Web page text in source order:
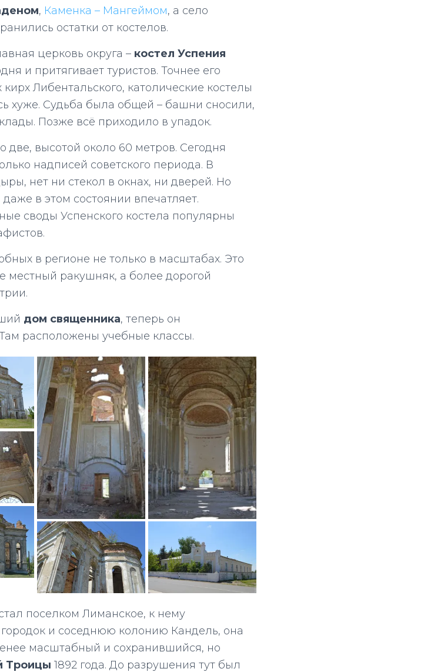
, Каменка – Мангеймом, а село
остатки от костелов.
церковь округа – костел Успения
и притягивает туристов. Точнее его
Либентальского, католические костелы
хуже. Судьба была общей – башни сносили,
Позже всё приходило в упадок.
две, высотой около 60 метров. Сегодня
надписей советского периода. В
нет ни стекол в окнах, ни дверей. Но
в этом состоянии впечатляет.
своды Успенского костела популярны
в регионе не только в масштабах. Это
местный ракушняк, а более дорогой
дом священника, теперь он
расположены учебные классы.
поселком Лиманское, к нему
и соседнюю колонию Кандель, она
масштабный и сохранившийся, но
Троицы 1892 года. До разрушения тут был